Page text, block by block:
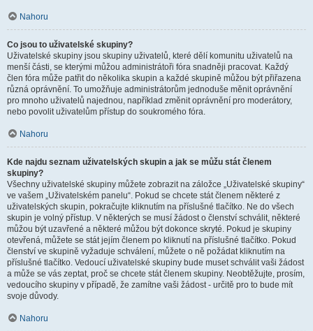
Nahoru
Co jsou to uživatelské skupiny?
Uživatelské skupiny jsou skupiny uživatelů, které dělí komunitu uživatelů na
menší části, se kterými můžou administrátoři fóra snadněji pracovat. Každý
člen fóra může patřit do několika skupin a každé skupině můžou být přiřazena
různá oprávnění. To umožňuje administrátorům jednoduše měnit oprávnění
pro mnoho uživatelů najednou, například změnit oprávnění pro moderátory,
nebo povolit uživatelům přístup do soukromého fóra.
Nahoru
Kde najdu seznam uživatelských skupin a jak se můžu stát členem
skupiny?
Všechny uživatelské skupiny můžete zobrazit na záložce „Uživatelské skupiny“
ve vašem „Uživatelském panelu“. Pokud se chcete stát členem některé z
uživatelských skupin, pokračujte kliknutím na příslušné tlačítko. Ne do všech
skupin je volný přístup. V některých se musí žádost o členství schválit, některé
můžou být uzavřené a některé můžou být dokonce skryté. Pokud je skupiny
otevřená, můžete se stát jejím členem po kliknutí na příslušné tlačítko. Pokud
členství ve skupině vyžaduje schválení, můžete o ně požádat kliknutím na
příslušné tlačítko. Vedoucí uživatelské skupiny bude muset schválit vaši žádost
a může se vás zeptat, proč se chcete stát členem skupiny. Neobtěžujte, prosím,
vedoucího skupiny v případě, že zamítne vaši žádost - určitě pro to bude mít
svoje důvody.
Nahoru